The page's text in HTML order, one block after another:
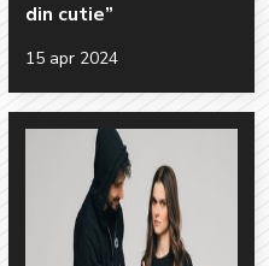
din cutie”
15 apr 2024